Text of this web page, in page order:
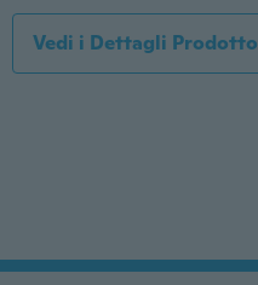
Vedi i Dettagli Prodotto